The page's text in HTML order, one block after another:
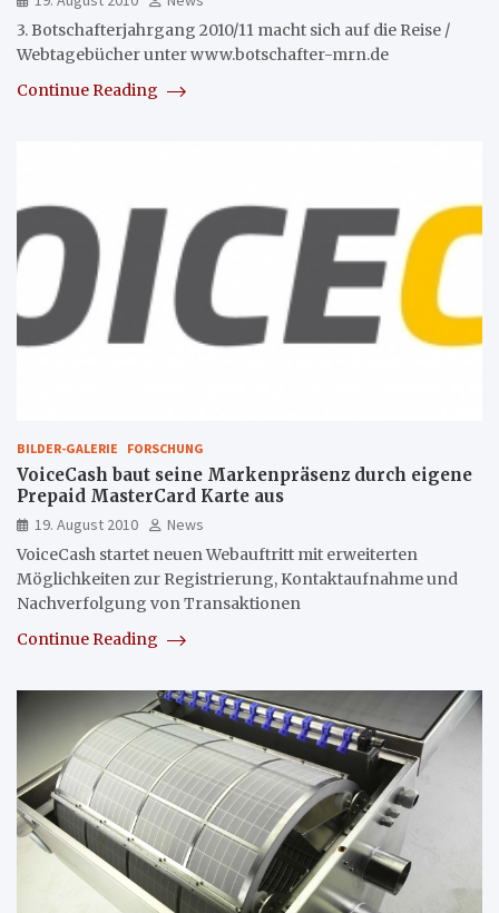
3. Botschafterjahrgang 2010/11 macht sich auf die Reise /
Webtagebücher unter www.botschafter-mrn.de
Continue Reading
BILDER-GALERIE FORSCHUNG
VoiceCash baut seine Markenpräsenz durch eigene
Prepaid MasterCard Karte aus
19. August 2010
News
VoiceCash startet neuen Webauftritt mit erweiterten
Möglichkeiten zur Registrierung, Kontaktaufnahme und
Nachverfolgung von Transaktionen
Continue Reading